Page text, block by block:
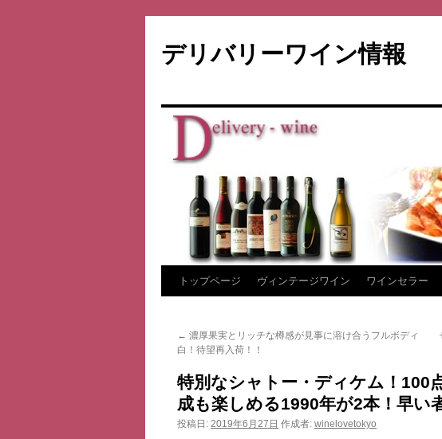
デリバリーワイン情報
テ
ン
ツ
へ
トップページ ヴィンテージワイン ワインセラー
← 濃厚果実とリッチな樽感が見事に溶け合うフルボディ
白！待望再入荷！！
特別なシャトー・ディケム！100
成も楽しめる1990年が2本！早い
投稿日: 2019年6月27日 作成者: winelovetokyo